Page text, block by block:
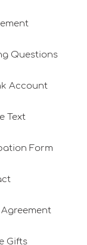
Questions
Account
Text
Form
Gifts